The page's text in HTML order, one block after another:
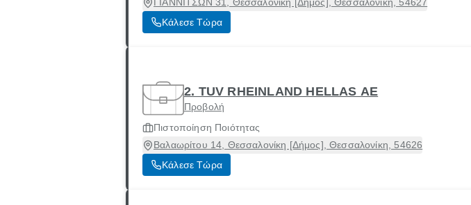
Κάλεσε Τώρα
2. TUV RHEINLAND HELLAS ΑΕ
Προβολή
Πιστοποίηση Ποιότητας
Βαλαωρίτου 14, Θεσσαλονίκη [Δήμος], Θεσσαλονίκη, 54626
Κάλεσε Τώρα